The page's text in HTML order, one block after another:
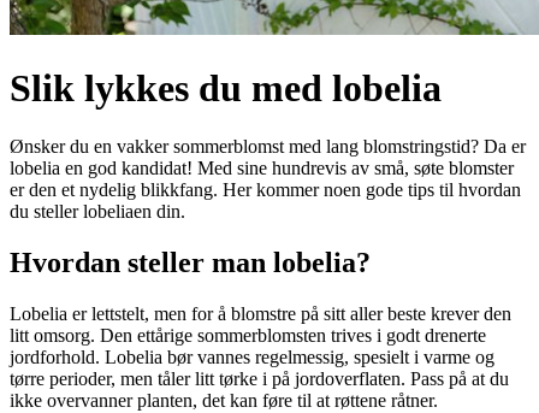
Slik lykkes du med lobelia
Ønsker du en vakker sommerblomst med lang blomstringstid? Da er
lobelia en god kandidat! Med sine hundrevis av små, søte blomster
er den et nydelig blikkfang. Her kommer noen gode tips til hvordan
du steller lobeliaen din.
Hvordan steller man lobelia?
Lobelia er lettstelt, men for å blomstre på sitt aller beste krever den
litt omsorg. Den ettårige sommerblomsten trives i godt drenerte
jordforhold. Lobelia bør vannes regelmessig, spesielt i varme og
tørre perioder, men tåler litt tørke i på jordoverflaten. Pass på at du
ikke overvanner planten, det kan føre til at røttene råtner.